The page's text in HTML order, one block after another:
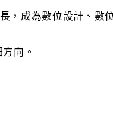
，成為數位設計、數
向。